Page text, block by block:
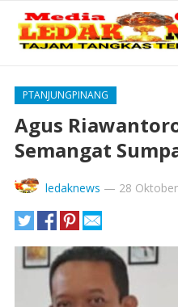
PTANJUNGPINANG
Agus
Semangat
ledaknews — 28